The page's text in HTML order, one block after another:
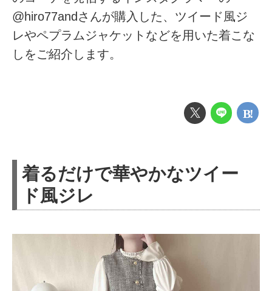
@hiro77andさんが購入した、ツイード風ジ
レやペプラムジャケットなどを用いた着こな
しをご紹介します。
着るだけで華やかなツイー
ド風ジレ